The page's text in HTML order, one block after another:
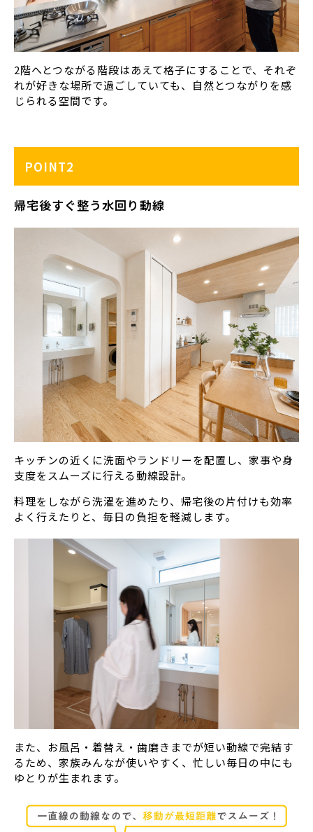
2階へとつながる階段はあえて格子にすることで、それぞ
れが好きな場所で過ごしていても、自然とつながりを感
じられる空間です。
POINT2
帰宅後すぐ整う水回り動線
キッチンの近くに洗面やランドリーを配置し、家事や身
支度をスムーズに行える動線設計。
料理をしながら洗濯を進めたり、帰宅後の片付けも効率
よく行えたりと、毎日の負担を軽減します。
また、お風呂・着替え・歯磨きまでが短い動線で完結す
るため、家族みんなが使いやすく、忙しい毎日の中にも
ゆとりが生まれます。